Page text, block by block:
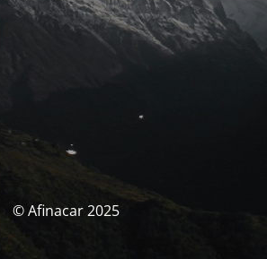
© Afinacar 2025